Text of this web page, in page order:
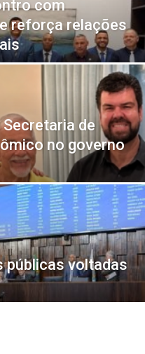
com
reforça relações
de
no governo
voltadas